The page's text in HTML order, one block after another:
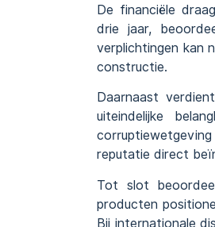
De financiële
drie jaar,
verplichtingen kan
constructie.
Daarnaast
uiteindelijke
reputatie direct
Tot slot
producten
Bij internationale